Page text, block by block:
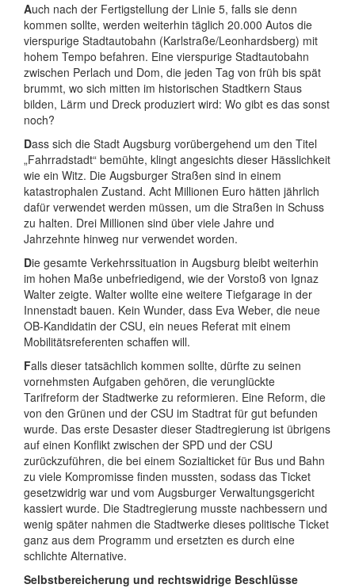
Auch nach der Fertigstellung der Linie 5, falls sie denn
kommen sollte, werden weiterhin täglich 20.000 Autos die
vierspurige Stadtautobahn (Karlstraße/Leonhardsberg) mit
hohem Tempo befahren. Eine vierspurige Stadtautobahn
zwischen Perlach und Dom, die jeden Tag von früh bis spät
brummt, wo sich mitten im historischen Stadtkern Staus
bilden, Lärm und Dreck produziert wird: Wo gibt es das sonst
noch?
Dass sich die Stadt Augsburg vorübergehend um den Titel
„Fahrradstadt“ bemühte, klingt angesichts dieser Hässlichkeit
wie ein Witz. Die Augsburger Straßen sind in einem
katastrophalen Zustand. Acht Millionen Euro hätten jährlich
dafür verwendet werden müssen, um die Straßen in Schuss
zu halten. Drei Millionen sind über viele Jahre und
Jahrzehnte hinweg nur verwendet worden.
Die gesamte Verkehrssituation in Augsburg bleibt weiterhin
im hohen Maße unbefriedigend, wie der Vorstoß von Ignaz
Walter zeigte. Walter wollte eine weitere Tiefgarage in der
Innenstadt bauen. Kein Wunder, dass Eva Weber, die neue
OB-Kandidatin der CSU, ein neues Referat mit einem
Mobilitätsreferenten schaffen will.
Falls dieser tatsächlich kommen sollte, dürfte zu seinen
vornehmsten Aufgaben gehören, die verunglückte
Tarifreform der Stadtwerke zu reformieren. Eine Reform, die
von den Grünen und der CSU im Stadtrat für gut befunden
wurde. Das erste Desaster dieser Stadtregierung ist übrigens
auf einen Konflikt zwischen der SPD und der CSU
zurückzuführen, die bei einem Sozialticket für Bus und Bahn
zu viele Kompromisse finden mussten, sodass das Ticket
gesetzwidrig war und vom Augsburger Verwaltungsgericht
kassiert wurde. Die Stadtregierung musste nachbessern und
wenig später nahmen die Stadtwerke dieses politische Ticket
ganz aus dem Programm und ersetzten es durch eine
schlichte Alternative.
Selbstbereicherung und rechtswidrige Beschlüsse